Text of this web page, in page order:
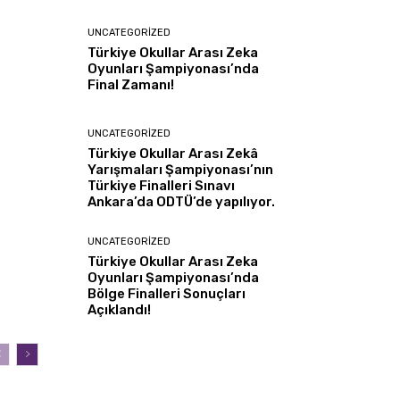
UNCATEGORIZED
Türkiye Okullar Arası Zeka
Oyunları Şampiyonası’nda
Final Zamanı!
UNCATEGORIZED
Türkiye Okullar Arası Zekâ
Yarışmaları Şampiyonası’nın
Türkiye Finalleri Sınavı
Ankara’da ODTÜ’de yapılıyor.
UNCATEGORIZED
Türkiye Okullar Arası Zeka
Oyunları Şampiyonası’nda
Bölge Finalleri Sonuçları
Açıklandı!